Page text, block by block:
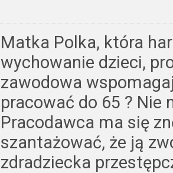
Matka Polka, która
wychowanie dzieci,
zawodowa
pracować do 65 ? Nie
Pracodawca ma się
szantażować, że ją
zdradziecka